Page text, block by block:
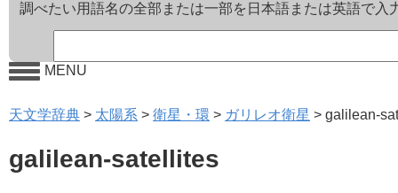
調べたい用語名の全部または一部を日本語または英語で入
MENU
天文学辞典 > 太陽系 > 衛星・環 > ガリレオ衛星 > galilean-
galilean-satellites